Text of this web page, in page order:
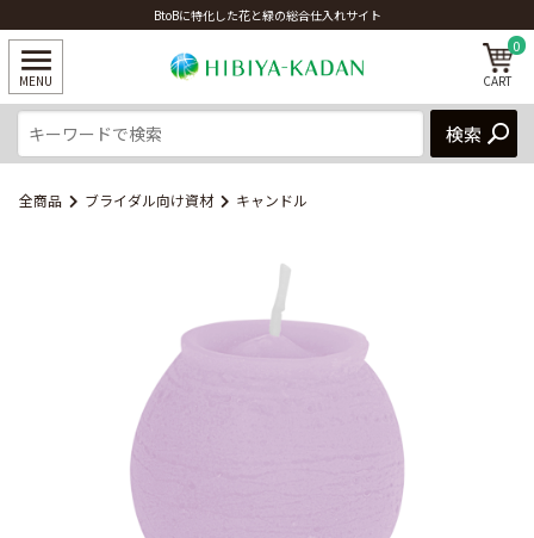
0
BtoBに特化した花と緑の総合仕入れサイト
全商品 ブライダル向け資材 キャンドル